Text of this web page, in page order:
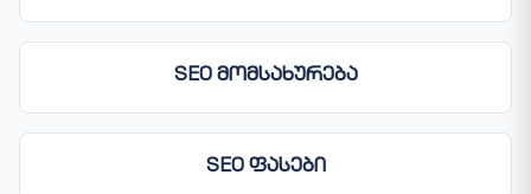
SEO მომსახურება
SEO ფასები